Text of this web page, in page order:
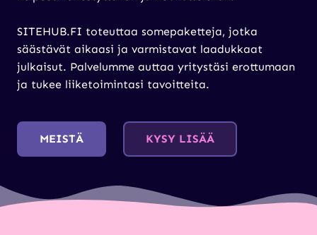
SITEHUB.FI toteuttaa somepaketteja, jotka
säästävät aikaasi ja varmistavat laadukkaat
julkaisut. Palvelumme auttaa yritystäsi erottumaan
ja tukee liiketoimintasi tavoitteita.
MEISTÄ KYSY LISÄÄ